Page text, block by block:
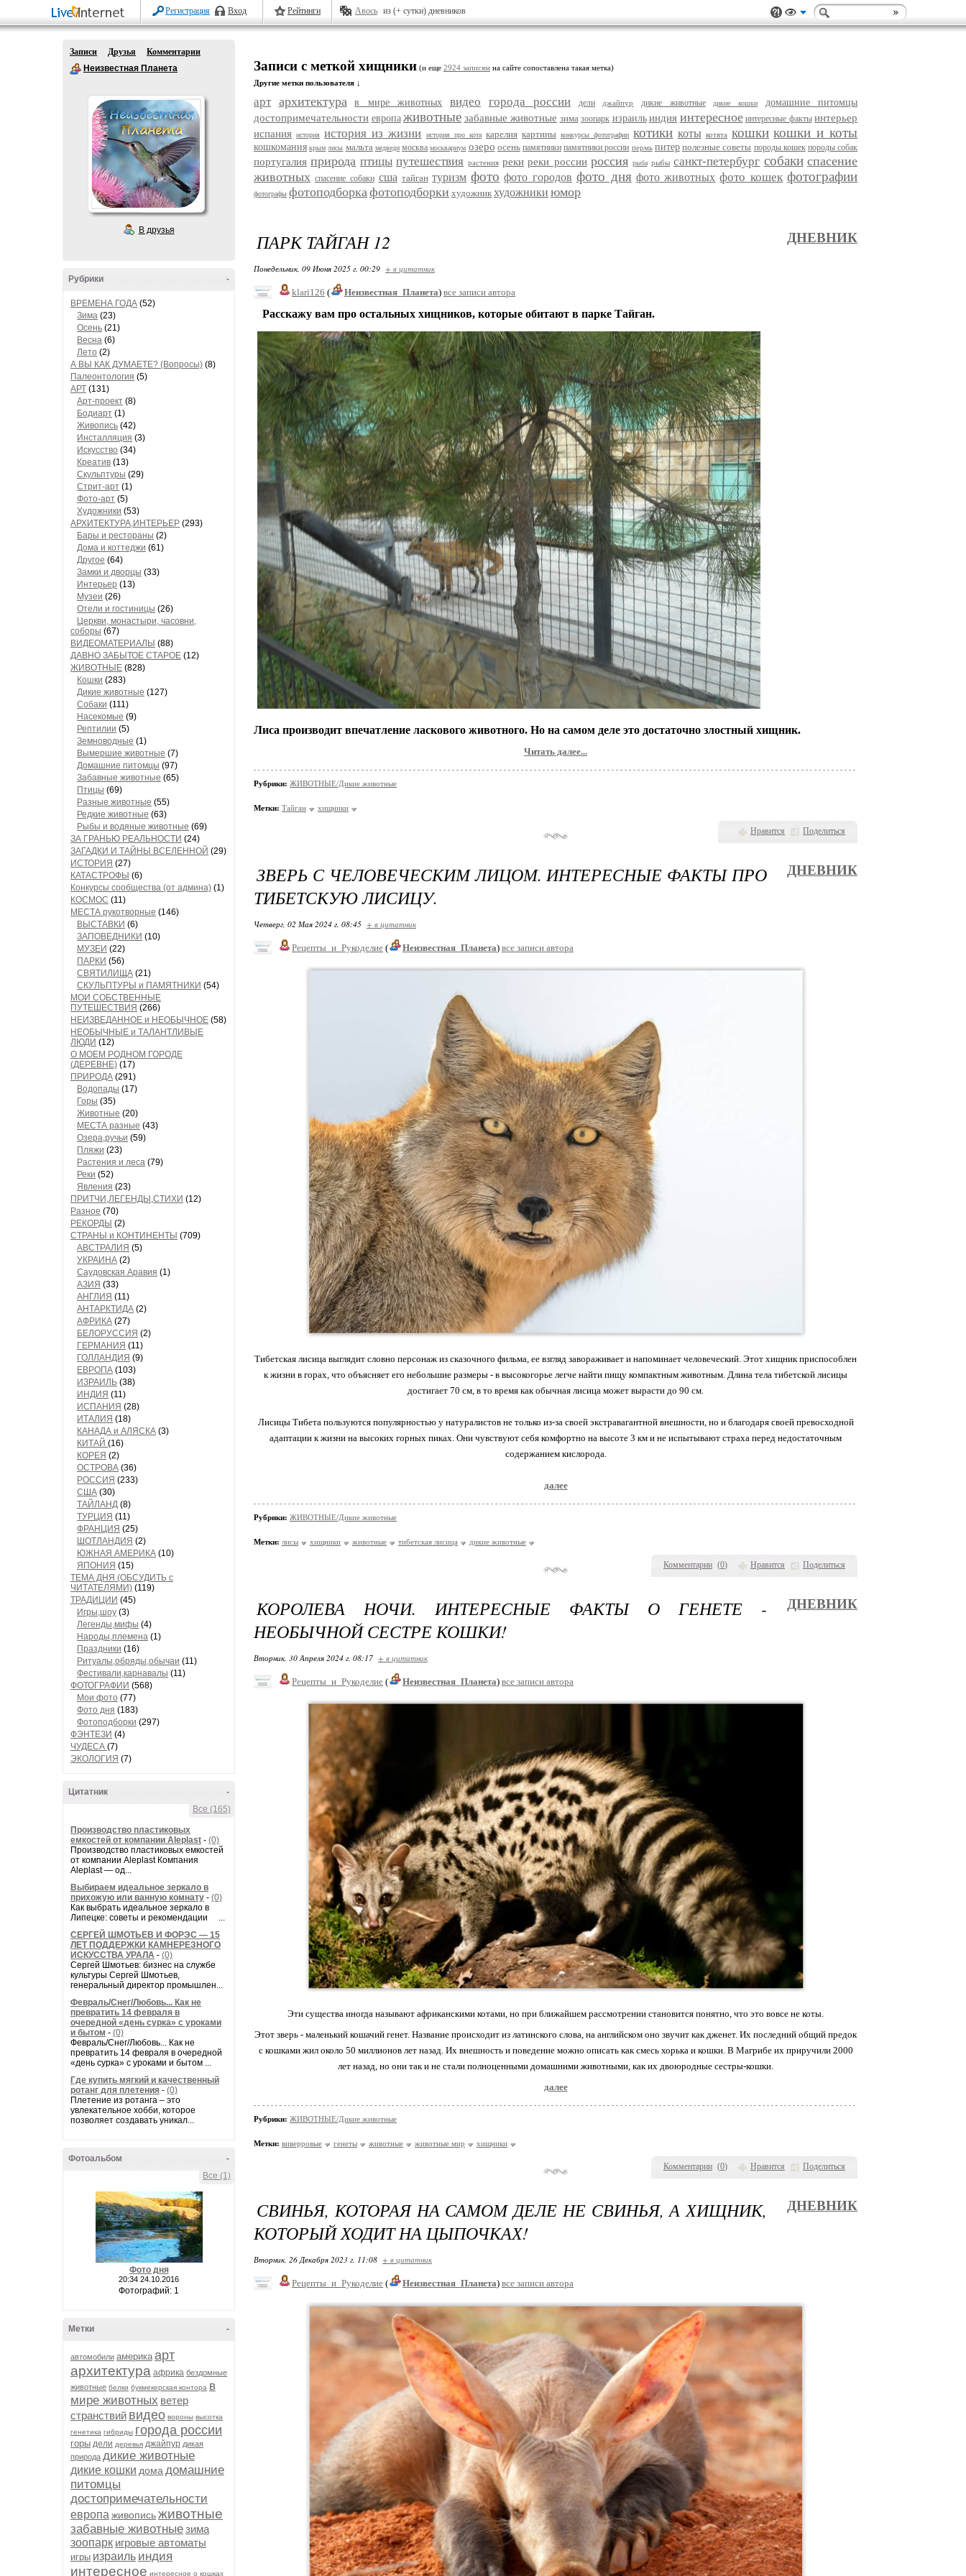
Регистрация Вход Рейтинги Авось из (+ сутки) дневников
Записи Друзья
Комментарии
Неизвестная Планета
В друзья
-
Рубрики
ВРЕМЕНА ГОДА (52)
Зима (23)
Осень (21)
Весна (6)
Лето (2)
А ВЫ КАК ДУМАЕТЕ? (Вопросы) (8)
Палеонтология (5)
АРТ (131)
Арт-проект (8)
Бодиарт (1)
Живопись (42)
Инсталляция (3)
Искусство (34)
Креатив (13)
Скульптуры (29)
Стрит-арт (1)
Фото-арт (5)
Художники (53)
АРХИТЕКТУРА,ИНТЕРЬЕР (293)
Бары и рестораны (2)
Дома и коттеджи (61)
Другое (64)
Замки и дворцы (33)
Интерьер (13)
Музеи (26)
Отели и гостиницы (26)
Церкви, монастыри, часовни,
соборы (67)
ВИДЕОМАТЕРИАЛЫ (88)
ДАВНО ЗАБЫТОЕ СТАРОЕ (12)
ЖИВОТНЫЕ (828)
Кошки (283)
Дикие животные (127)
Собаки (111)
Насекомые (9)
Рептилии (5)
Земноводные (1)
Вымершие животные (7)
Домашние питомцы (97)
Забавные животные (65)
Птицы (69)
Разные животные (55)
Редкие животные (63)
Рыбы и водяные животные (69)
ЗА ГРАНЬЮ РЕАЛЬНОСТИ (24)
ЗАГАДКИ И ТАЙНЫ ВСЕЛЕННОЙ (29)
ИСТОРИЯ (27)
КАТАСТРОФЫ (6)
Конкурсы сообщества (от админа) (1)
КОСМОС (11)
МЕСТА рукотворные (146)
ВЫСТАВКИ (6)
ЗАПОВЕДНИКИ (10)
МУЗЕИ (22)
ПАРКИ (56)
СВЯТИЛИЩА (21)
СКУЛЬПТУРЫ и ПАМЯТНИКИ (54)
МОИ СОБСТВЕННЫЕ
ПУТЕШЕСТВИЯ (266)
НЕИЗВЕДАННОЕ и НЕОБЫЧНОЕ (58)
НЕОБЫЧНЫЕ и ТАЛАНТЛИВЫЕ
ЛЮДИ (12)
О МОЕМ РОДНОМ ГОРОДЕ
(ДЕРЕВНЕ) (17)
ПРИРОДА (291)
Водопады (17)
Горы (35)
Животные (20)
МЕСТА разные (43)
Озера,ручьи (59)
Пляжи (23)
Растения и леса (79)
Реки (52)
Явления (23)
ПРИТЧИ,ЛЕГЕНДЫ,СТИХИ (12)
Разное (70)
РЕКОРДЫ (2)
СТРАНЫ и КОНТИНЕНТЫ (709)
АВСТРАЛИЯ (5)
УКРАИНА (2)
Саудовская Аравия (1)
АЗИЯ (33)
АНГЛИЯ (11)
АНТАРКТИДА (2)
АФРИКА (27)
БЕЛОРУССИЯ (2)
ГЕРМАНИЯ (11)
ГОЛЛАНДИЯ (9)
ЕВРОПА (103)
ИЗРАИЛЬ (38)
ИНДИЯ (11)
ИСПАНИЯ (28)
ИТАЛИЯ (18)
КАНАДА и АЛЯСКА (3)
КИТАЙ (16)
КОРЕЯ (2)
ОСТРОВА (36)
РОССИЯ (233)
США (30)
ТАЙЛАНД (8)
ТУРЦИЯ (11)
ФРАНЦИЯ (25)
ШОТЛАНДИЯ (2)
ЮЖНАЯ АМЕРИКА (10)
ЯПОНИЯ (15)
ТЕМА ДНЯ (ОБСУДИТЬ с
ЧИТАТЕЛЯМИ) (119)
ТРАДИЦИИ (45)
Игры,шоу (3)
Легенды,мифы (4)
Народы,племена (1)
Праздники (16)
Ритуалы,обряды,обычаи (11)
Фестивали,карнавалы (11)
ФОТОГРАФИИ (568)
Мои фото (77)
Фото дня (183)
Фотоподборки (297)
ФЭНТЕЗИ (4)
ЧУДЕСА (7)
ЭКОЛОГИЯ (7)
-
Цитатник
Все (165)
Производство пластиковых
емкостей от компании Aleplast - (0)
Производство пластиковых емкостей
от компании Aleplast Компания
Aleplast — од...
Выбираем идеальное зеркало в
прихожую или ванную комнату - (0)
Как выбрать идеальное зеркало в
Липецке: советы и рекомендации ...
СЕРГЕЙ ШМОТЬЕВ И ФОРЭС — 15
ЛЕТ ПОДДЕРЖКИ КАМНЕРЕЗНОГО
ИСКУССТВА УРАЛА - (0)
Сергей Шмотьев: бизнес на службе
культуры Сергей Шмотьев,
генеральный директор промышлен...
Февраль/Снег/Любовь... Как не
превратить 14 февраля в
очередной «день сурка» с уроками
и бытом - (0)
Февраль/Снег/Любовь... Как не
превратить 14 февраля в очередной
«день сурка» с уроками и бытом ...
Где купить мягкий и качественный
ротанг для плетения - (0)
Плетение из ротанга – это
увлекательное хобби, которое
позволяет создавать уникал...
-
Фотоальбом
Все (1)
Фото дня
20:34 24.10.2016
Фотографий: 1
-
Метки
автомобили америка арт
архитектура африка бездомные
животные белки букмекерская контора в
мире животных ветер
странствий видео вороны высотка
генетика гибриды города россии
горы дели деревья джайпур дикая
природа дикие животные
дикие кошки дома домашние
питомцы
достопримечательности
европа живописьживотные
забавные животныезима
зоопарк игровые автоматы
игры израиль индия
интересное интересное о кошках
Записи с меткой хищники (и еще 2924 записям на сайте сопоставлена такая метка)
Другие метки пользователя ↓
арт архитектура в мире животных видео города россии дели джайпур дикие животные дикие кошки домашние питомцы
достопримечательности европа животные забавные животные зима зоопарк израиль индия интересное интересные факты интерьер
испания история история из жизни история про кота карелия картины конкурсы фотографии котики коты котята кошки кошки и коты
кошкомания крым лисы мальта медведи москва москвариум озеро осень памятники памятники россии пермь питер полезные советы породы кошек породы собак
португалия природа птицы путешествия растения реки реки россии россия рыба рыбы санкт-петербург собаки спасение
животных спасение собаки сша тайган туризм фото фото городов фото дня фото животных фото кошек фотографии
фотографы фотоподборкафотоподборки художник художники юмор
Нравится Поделиться
ПАРК ТАЙГАН 12 ДНЕВНИК
Понедельник, 09 Июня 2025 г. 00:29 + в цитатник
klari126 ( Неизвестная_Планета) все записи автора
Расскажу вам про остальных хищников, которые обитают в парке Тайган.
Лиса производит впечатление ласкового животного. Но на самом деле это достаточно злостный хищник.
Читать далее...
Рубрики: ЖИВОТНЫЕ/Дикие животные
Метки: Тайган хищники
Комментарии (0) Нравится Поделиться
ЗВЕРЬ С ЧЕЛОВЕЧЕСКИМ ЛИЦОМ. ИНТЕРЕСНЫЕ ФАКТЫ ПРО
ТИБЕТСКУЮ ЛИСИЦУ.
ДНЕВНИК
Четверг, 02 Мая 2024 г. 08:45 + в цитатник
Рецепты_и_Рукоделие ( Неизвестная_Планета) все записи автора
Тибетская лисица выглядит словно персонаж из сказочного фильма, ее взгляд завораживает и напоминает человеческий. Этот хищник приспособлен
к жизни в горах, что объясняет его небольшие размеры - в высокогорье легче найти пищу компактным животным. Длина тела тибетской лисицы
достигает 70 см, в то время как обычная лисица может вырасти до 90 см.
Лисицы Тибета пользуются популярностью у натуралистов не только из-за своей экстравагантной внешности, но и благодаря своей превосходной
адаптации к жизни на высоких горных пиках. Они чувствуют себя комфортно на высоте 3 км и не испытывают страха перед недостаточным
содержанием кислорода.
далее
Рубрики: ЖИВОТНЫЕ/Дикие животные
Метки: лисы хищники животные тибетская лисица дикие животные
Комментарии (0) Нравится Поделиться
КОРОЛЕВА НОЧИ. ИНТЕРЕСНЫЕ ФАКТЫ О ГЕНЕТЕ -
НЕОБЫЧНОЙ СЕСТРЕ КОШКИ!
ДНЕВНИК
Вторник, 30 Апреля 2024 г. 08:17 + в цитатник
Рецепты_и_Рукоделие ( Неизвестная_Планета) все записи автора
Эти существа иногда называют африканскими котами, но при ближайшем рассмотрении становится понятно, что это вовсе не коты.
Этот зверь - маленький кошачий генет. Название происходит из латинского слова, на английском оно звучит как дженет. Их последний общий предок
с кошками жил около 50 миллионов лет назад. Их внешность и поведение можно описать как смесь хорька и кошки. В Магрибе их приручили 2000
лет назад, но они так и не стали полноценными домашними животными, как их двоюродные сестры-кошки.
далее
Рубрики: ЖИВОТНЫЕ/Дикие животные
Метки: виверровые генеты животные животные мир хищники
СВИНЬЯ, КОТОРАЯ НА САМОМ ДЕЛЕ НЕ СВИНЬЯ, А ХИЩНИК,
КОТОРЫЙ ХОДИТ НА ЦЫПОЧКАХ!
ДНЕВНИК
Вторник, 26 Декабря 2023 г. 11:08 + в цитатник
Рецепты_и_Рукоделие ( Неизвестная_Планета) все записи автора